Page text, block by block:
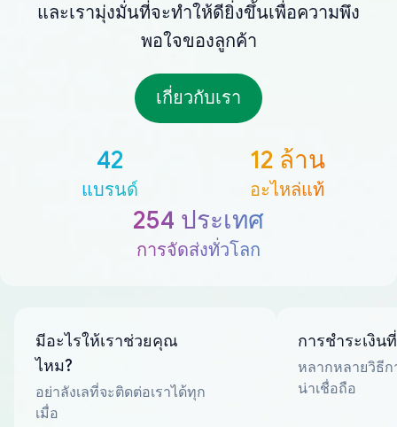
และเรามุ่งมั่นที่จะทำให้ดียิ่งขึ้นเพื่อความพึง
พอใจของลูกค้า
เกี่ยวกับเรา
42
แบรนด์
12 ล้าน
อะไหล่แท้
254 ประเทศ
การจัดส่งทั่วโลก
มีอะไรให้เราช่วยคุณ
ไหม?
อย่าลังเลที่จะติดต่อเราได้ทุก
เมื่อ
การชำระเงิน
หลากหลายวิธีก
น่าเชื่อถือ